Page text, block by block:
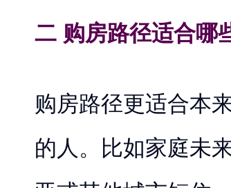
二 购房路径适合哪
购房路径更适合本
的人。比如家庭未